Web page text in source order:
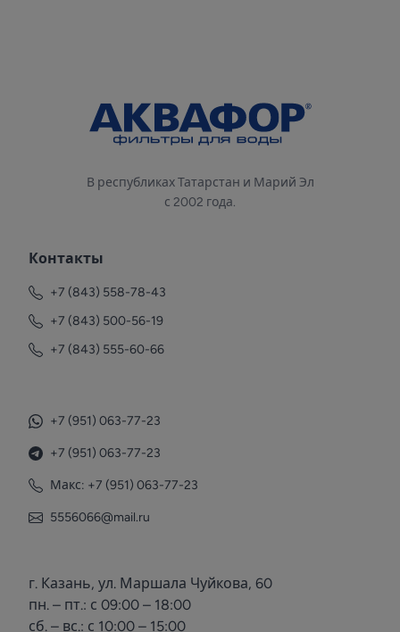
В республиках Татарстан и Марий Эл
с 2002 года.
Контакты
+7 (843) 558-78-43
+7 (843) 500-56-19
+7 (843) 555-60-66
+7 (951) 063-77-23
+7 (951) 063-77-23
Макс: +7 (951) 063-77-23
5556066@mail.ru
г. Казань, ул. Маршала Чуйкова, 60
пн. – пт.: с 09:00 – 18:00
сб. – вс.: с 10:00 – 15:00